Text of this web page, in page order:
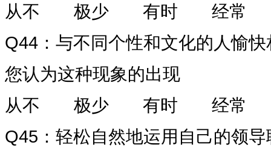
从不
极少 有时
经常
Q44 ：与不同个性和文化的人愉
您认为这种现象的出现
从不
极少 有时
经常
Q45 ：轻松自然地运用自己的领